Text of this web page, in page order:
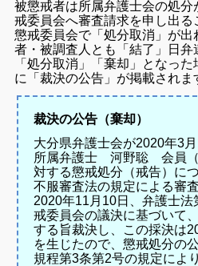
被懲戒者は所属弁護士会の処
戒委員会へ審査請求を申し出る
懲戒委員会で「処分取消」が
者・被調査人とも「結了」
日弁
「処分取消」「棄却」となっ
に「裁決の公告」が掲載されま
裁決の公告（棄却）
大分県弁護士会が2020年3
所属弁護士 河野聡 会員（
対する懲戒処分（戒告）に
不服審査法の規定による審
2020年11月10日、弁護士
戒委員会の議決に基づいて
する旨裁決し、この採決は
を生じたので、懲戒処分の
規程第3条第2号の規定によ